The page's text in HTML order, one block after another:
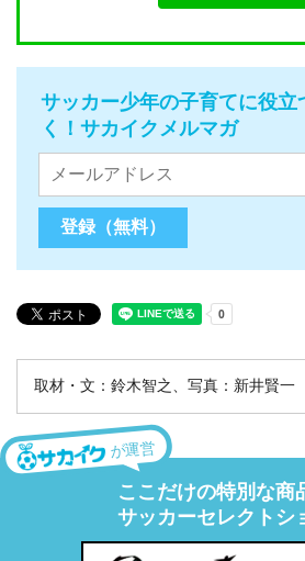
サッカー少年の子育てに役立
く！サカイクメルマガ
取材・文：鈴木智之、写真：新井賢一
が運営
ここだけの特別な商
サッカーセレクトシ